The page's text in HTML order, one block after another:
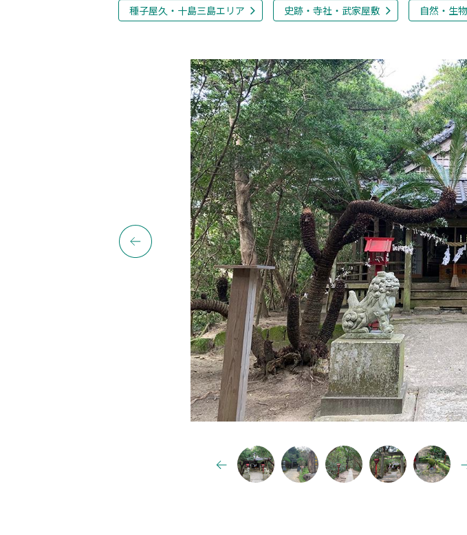
種子屋久・十島三島エリア 史跡・寺社・武家屋敷 自然・生